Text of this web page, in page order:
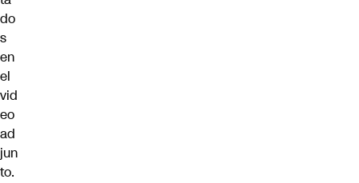
do
s
en
el
vid
eo
ad
jun
to.